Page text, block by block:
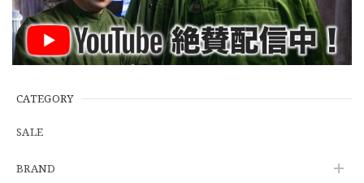
CATEGORY
SALE
BRAND